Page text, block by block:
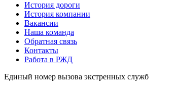
История дороги
История компании
Вакансии
Наша команда
Обратная связь
Контакты
Работа в РЖД
Единый номер вызова экстренных служб